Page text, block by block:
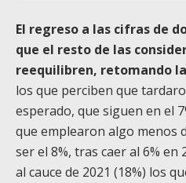
El regreso a las cifras de
que el resto de las
reequilibren, retomando
los que perciben que
esperado, que siguen en el
que emplearon algo menos
ser el 8%, tras caer al 6%
al cauce de 2021 (18%) los